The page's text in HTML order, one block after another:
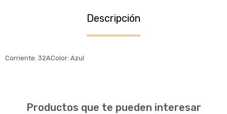
Descripción
Corriente: 32AColor: Azul
Productos que te pueden interesar